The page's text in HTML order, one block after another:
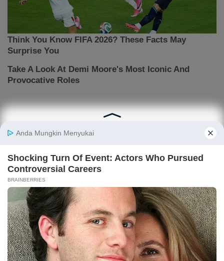
ARTIKEL TERPOPULER
Prediksi Skor Indonesia vs Vietnam di Piala AFF